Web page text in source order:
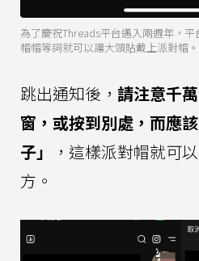
為了慶祝Threads平台邁入兩週年，平
帽帽等詞就可以讓大頭貼戴上派對帽。
跳出通知後， 請注意千
窗，或按到別處，而應
子」
，這樣派對帽就可
方。